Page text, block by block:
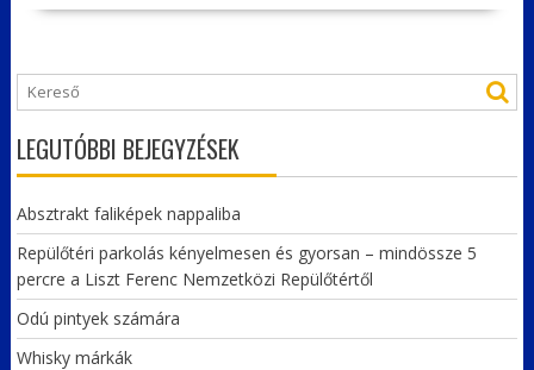
LEGUTÓBBI BEJEGYZÉSEK
Absztrakt faliképek nappaliba
Repülőtéri parkolás kényelmesen és gyorsan – mindössze 5
percre a Liszt Ferenc Nemzetközi Repülőtértől
Odú pintyek számára
Whisky márkák